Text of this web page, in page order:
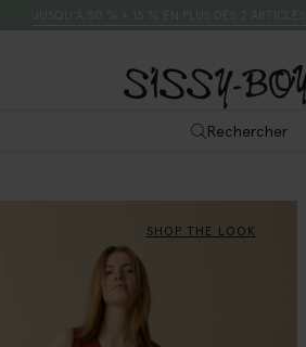
Rechercher
SHOP THE LOOK